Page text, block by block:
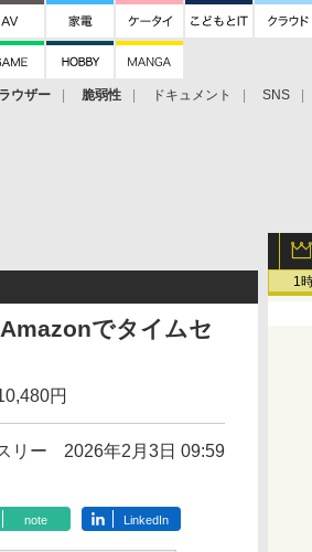
ウザー 脆弱性 ドキュメント SNS
1
でタイムセ
円
リー 2026年2月3日 09:59
note LinkedIn